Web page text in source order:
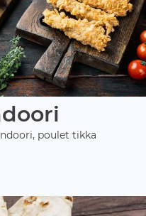
poulet tikka